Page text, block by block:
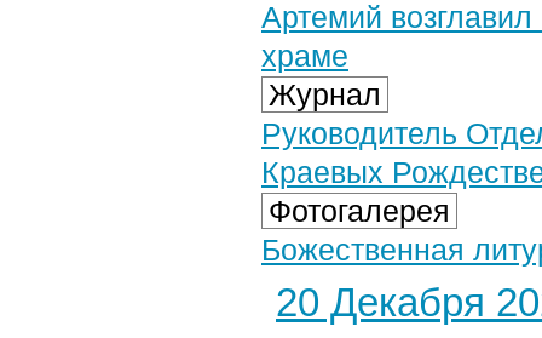
Артемий
храме
Журнал
Руководитель
Краевых
Фотогалерея
Божественная
20 Декабря